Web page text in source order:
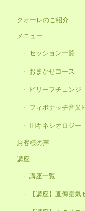
クオーレのご紹介
メニュー
セッション一覧
おまかせコース
ビリーフチェンジ
フィボナッチ音叉
IHキネシオロジー
お客様の声
講座
講座一覧
【講座】直傳靈氣